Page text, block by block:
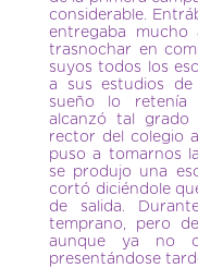
considerable.
entregaba
trasnochar en
suyos todos los
a sus estudios
sueño lo retenía
alcanzó tal grado
rector del colegio
puso a tomarnos
se produjo una
cortó diciéndole
de salida.
temprano, pero
aunque ya no
presentándose